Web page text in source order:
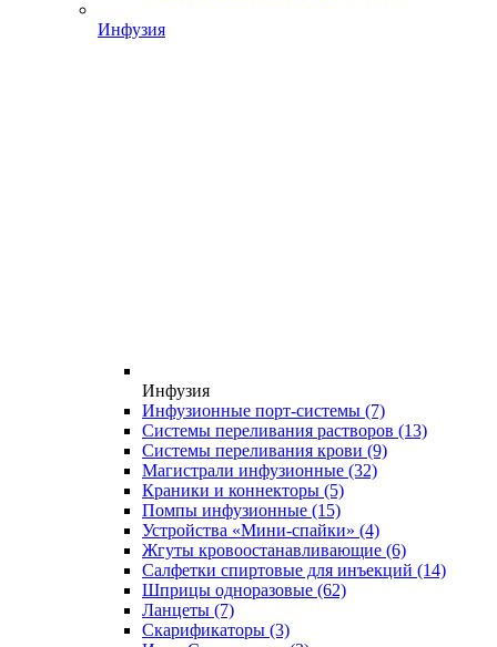
Инфузия
Инфузия
Инфузионные порт-системы (7)
Системы переливания растворов (13)
Системы переливания крови (9)
Магистрали инфузионные (32)
Краники и коннекторы (5)
Помпы инфузионные (15)
Устройства «Мини-спайки» (4)
Жгуты кровоостанавливающие (6)
Салфетки спиртовые для инъекций (14)
Шприцы одноразовые (62)
Ланцеты (7)
Скарификаторы (3)